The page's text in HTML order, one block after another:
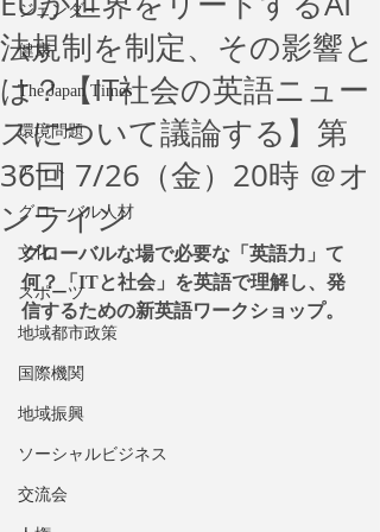
ジェンダー
健康
The Japan Times
環境問題
アート
グローバル人材
文化
スポーツ
地域都市政策
国際機関
地域振興
ソーシャルビジネス
交流会
法規制を制定、その影響と
は？【IT社会の英語ニュー
スについて議論する】第
36回 7/26（金）20時 ＠オ
ンライン
グローバルな場で必要な「英語力」て
何？「ITと社会」を英語で理解し、発
信するための新英語ワークショップ。